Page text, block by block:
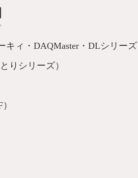
ィ・DAQMaster・DLシリーズ
りシリーズ）